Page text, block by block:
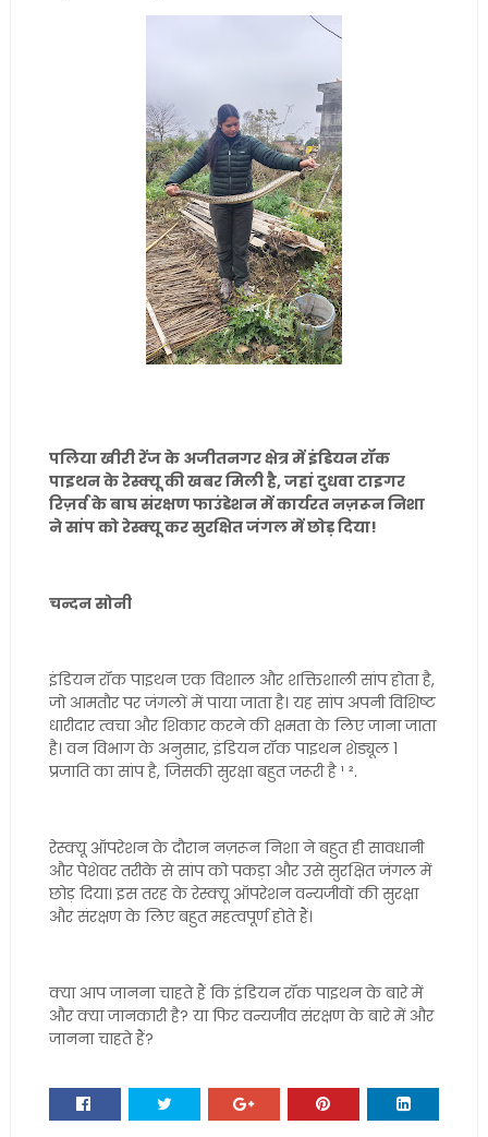
पलिया खीरी रेंज के अजीतनगर क्षेत्र में इंडियन रॉक
पाइथन के रेस्क्यू की खबर मिली है, जहां दुधवा टाइगर
रिज़र्व के बाघ संरक्षण फाउंडेशन में कार्यरत नज़रून निशा
ने सांप को रेस्क्यू कर सुरक्षित जंगल में छोड़ दिया!
चन्दन सोनी
इंडियन रॉक पाइथन एक विशाल और शक्तिशाली सांप होता है,
जो आमतौर पर जंगलों में पाया जाता है। यह सांप अपनी विशिष्ट
धारीदार त्वचा और शिकार करने की क्षमता के लिए जाना जाता
है। वन विभाग के अनुसार, इंडियन रॉक पाइथन शेड्यूल 1
प्रजाति का सांप है, जिसकी सुरक्षा बहुत जरूरी है ¹ ².
रेस्क्यू ऑपरेशन के दौरान नज़रून निशा ने बहुत ही सावधानी
और पेशेवर तरीके से सांप को पकड़ा और उसे सुरक्षित जंगल में
छोड़ दिया। इस तरह के रेस्क्यू ऑपरेशन वन्यजीवों की सुरक्षा
और संरक्षण के लिए बहुत महत्वपूर्ण होते हैं।
क्या आप जानना चाहते हैं कि इंडियन रॉक पाइथन के बारे में
और क्या जानकारी है? या फिर वन्यजीव संरक्षण के बारे में और
जानना चाहते हैं?